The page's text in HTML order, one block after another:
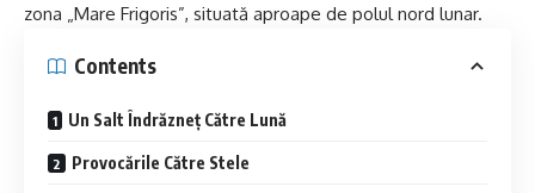
zona „Mare Frigoris”, situată aproape de polul nord lunar.
Contents
Un Salt Îndrăzneț Către Lună
Provocările Către Stele